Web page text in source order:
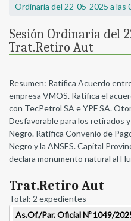
Ordinaria del 22-05-2025 a las
Sesión Ordinaria del
Trat.Retiro Aut
Resumen: Ratifica Acuerdo
empresa VMOS. Ratifica el
con TecPetrol SA e YPF SA.
Desfavorable para los retirados
Negro. Ratifica Convenio de
Negro y la ANSES. Capital
declara monumento natural al
Trat.Retiro Aut
Total: 2 expedientes
As.Of./Par. Oficial Nº 1049/